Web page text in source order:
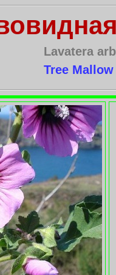
Lavatera
Tree Mallow